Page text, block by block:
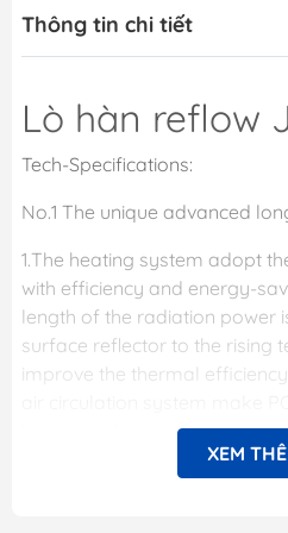
Thông tin chi tiết
Lò hàn reflow
Tech-Specifications:
No.1 The unique advanced
1.The heating system adopt
with efficiency and energy-
length of the radiation power
surface reflector to the rising
improve the thermal
heated uniform and eliminate
XEM